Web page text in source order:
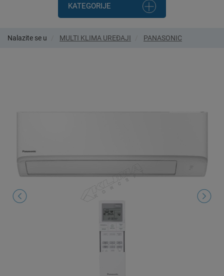
KATEGORIJE
Nalazite se u MULTI KLIMA UREĐAJI PANASONIC